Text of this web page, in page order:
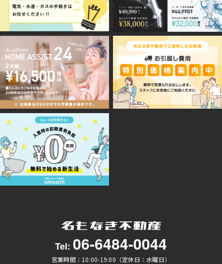
Tel: 06-6484-0044
営業時間：10:00-19:00（定休日：水曜日）